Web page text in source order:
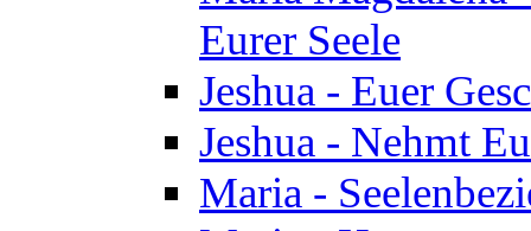
Eurer Seele
Jeshua - Euer
Jeshua - Nehmt
Maria -